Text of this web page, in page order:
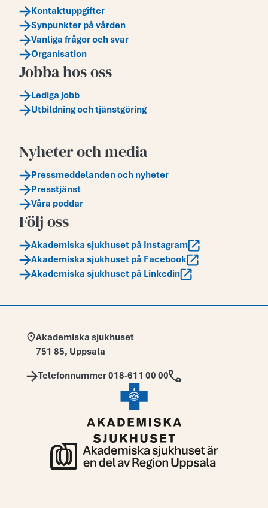
Kontaktuppgifter
Synpunkter på vården
Vanliga frågor och svar
Organisation
Jobba hos oss
Lediga jobb
Utbildning och tjänstgöring
Nyheter och media
Pressmeddelanden och nyheter
Presstjänst
Våra poddar
Följ oss
Akademiska sjukhuset på Instagram
Akademiska sjukhuset på Facebook
Akademiska sjukhuset på Linkedin
Adress:
Akademiska sjukhuset
751 85, Uppsala
Telefon:
Telefonnummer 018-611 00 00